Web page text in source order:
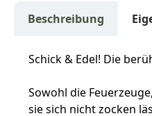
Beschreibung
Schick & Edel! Die
Sowohl die
sie sich nicht zocken